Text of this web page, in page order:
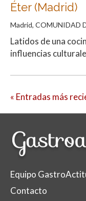
Éter (Madrid)
Madrid, COMUNIDAD
Latidos de una
influencias
« Entradas más
Equipo
Contacto